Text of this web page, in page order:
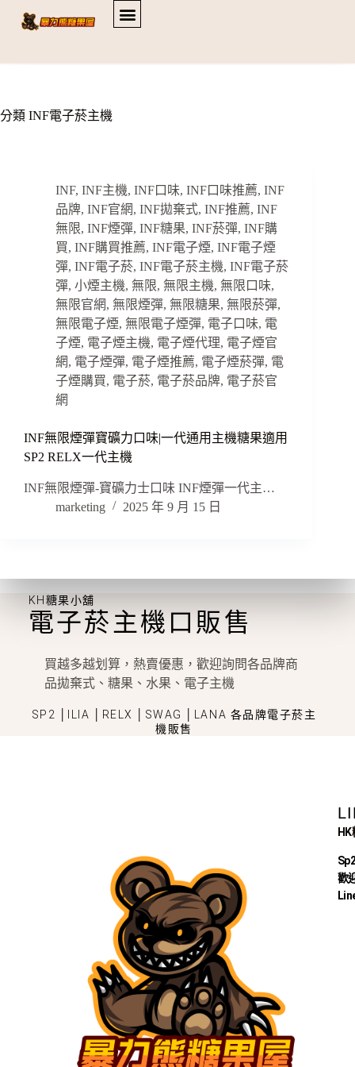
分類 INF電子菸主機
INF, INF主機, INF口味, INF口味推薦, INF
品牌, INF官網, INF拋棄式, INF推薦, INF
無限, INF煙彈, INF糖果, INF菸彈, INF購
買, INF購買推薦, INF電子煙, INF電子煙
彈, INF電子菸, INF電子菸主機, INF電子菸
彈, 小煙主機, 無限, 無限主機, 無限口味,
無限官網, 無限煙彈, 無限糖果, 無限菸彈,
無限電子煙, 無限電子煙彈, 電子口味, 電
子煙, 電子煙主機, 電子煙代理, 電子煙官
網, 電子煙彈, 電子煙推薦, 電子煙菸彈, 電
子煙購買, 電子菸, 電子菸品牌, 電子菸官
網
INF無限煙彈寶礦力口味|一代通用主機糖果適用
SP2 RELX一代主機
INF無限煙彈-寶礦力士口味 INF煙彈一代主…
marketing
2025 年 9 月 15 日
KH糖果小舖
電子菸主機口販售
買越多越划算，熱賣優惠，歡迎詢問各品牌商
品拋棄式、糖果、水果、電子主機
SP2 │ILIA │RELX │SWAG │LANA 各品牌電子菸主
機販售
歡